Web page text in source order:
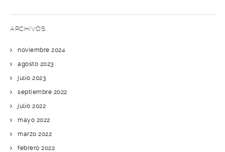
ARCHIVOS
noviembre 2024
agosto 2023
julio 2023
septiembre 2022
julio 2022
mayo 2022
marzo 2022
febrero 2022